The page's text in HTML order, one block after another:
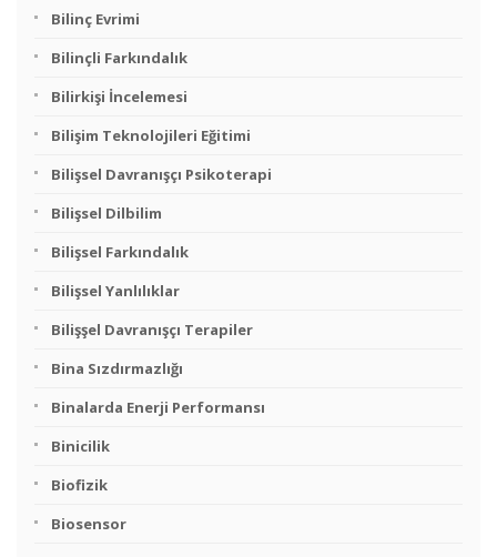
Bilinç Evrimi
Bilinçli Farkındalık
Bilirkişi İncelemesi
Bilişim Teknolojileri Eğitimi
Bilişsel Davranışçı Psikoterapi
Bilişsel Dilbilim
Bilişsel Farkındalık
Bilişsel Yanlılıklar
Bilişşel Davranışçı Terapiler
Bina Sızdırmazlığı
Binalarda Enerji Performansı
Binicilik
Biofizik
Biosensor